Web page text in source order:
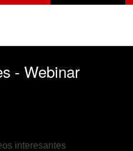
- Webinar
interesantes